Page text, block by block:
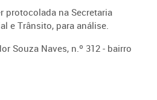
protocolada na Secretaria
e Trânsito, para análise.
Souza Naves, n.º 312 - bairro